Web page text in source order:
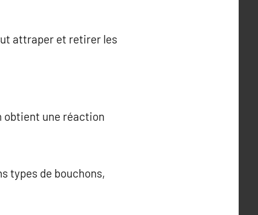
attraper et retirer les
obtient une réaction
types de bouchons,